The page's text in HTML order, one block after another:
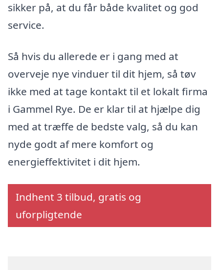
sikker på, at du får både kvalitet og god
service.
Så hvis du allerede er i gang med at
overveje nye vinduer til dit hjem, så tøv
ikke med at tage kontakt til et lokalt firma
i Gammel Rye. De er klar til at hjælpe dig
med at træffe de bedste valg, så du kan
nyde godt af mere komfort og
energieffektivitet i dit hjem.
Indhent 3 tilbud, gratis og
uforpligtende